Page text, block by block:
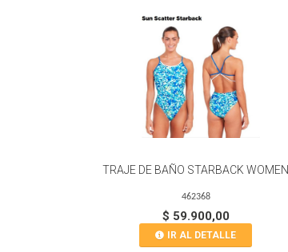
TRAJE DE BAÑO STARBACK WOMEN
462368
$ 59.900,00
IR AL DETALLE